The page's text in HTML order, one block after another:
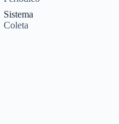
Sistema
Coleta